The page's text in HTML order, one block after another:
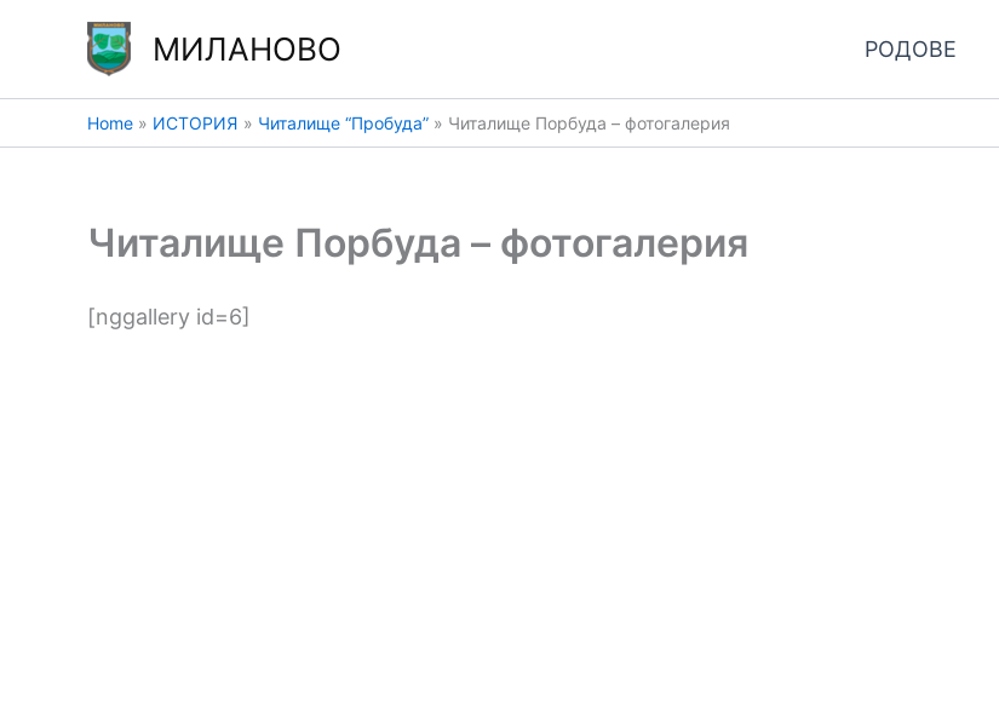
МИЛАНОВО РОДОВЕ
Home ИСТОРИЯ Читалище “Пробуда” Читалище Порбуда – фотогалерия
Читалище Порбуда – фотогалерия
[nggallery id=6]